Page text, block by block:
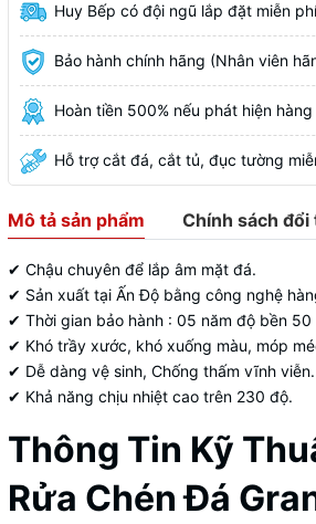
Huy Bếp có đội ngũ lắp đặt miễn
Bảo hành chính hãng (Nhân viên
Hoàn tiền 500% nếu phát hiện
Hỗ trợ cắt đá, cắt tủ, đục tường
Mô tả sản phẩm Chính sách đổi
✔ Chậu chuyên để lắp âm mặt đá.
✔ Sản xuất tại Ấn Độ bằng công nghệ
✔ Thời gian bảo hành : 05 năm độ bền 50
✔ Khó trầy xước, khó xuống màu, móp
✔ Dễ dàng vệ sinh, Chống thấm vĩnh viễn.
✔ Khả năng chịu nhiệt cao trên 230 độ.
Thông Tin Kỹ
Rửa Chén Đá